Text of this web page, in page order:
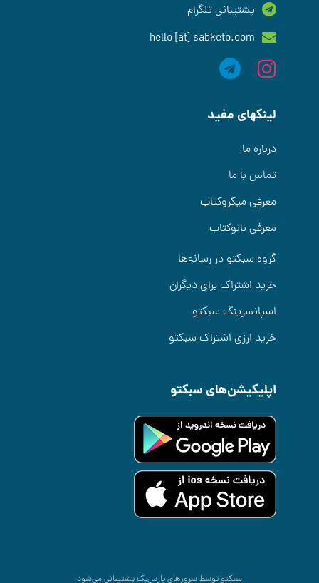
پشتیبانی تلگرام
hello [at] sabketo.com
لینکهای مفید
درباره ما
تماس با ما
معرفی میکروکتاب
معرفی نانوکتاب
گروه سبکتو در رسانه‌ها
خرید اشتراک برای دیگران
اسپانسرینگ سبکتو
خرید ارزی اشتراک سبکتو
اپلیکیشن‌های سبکتو
سبکتو توسط سرورهایپارس‌پکپشتیبانی می‌شود